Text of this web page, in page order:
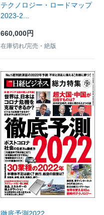
テクノロジー・ロードマップ
2023-2...
660,000円
在庫切れ/完売・絶版